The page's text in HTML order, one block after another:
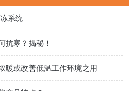
系统
抗寒？揭秘！
暖或改善低温工作环境之用